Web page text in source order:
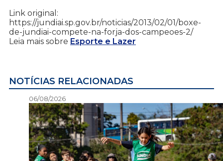
Link original:
https://jundiai.sp.gov.br/noticias/2013/02/01/boxe-
de-jundiai-compete-na-forja-dos-campeoes-2/
Leia mais sobre Esporte e Lazer
NOTÍCIAS RELACIONADAS
06/08/2026